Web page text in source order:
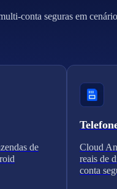
conta seguras em
de
Cloud
reais de
conta